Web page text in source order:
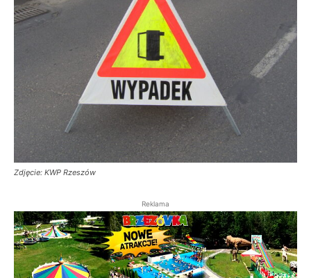
Zdjęcie: KWP Rzeszów
Reklama